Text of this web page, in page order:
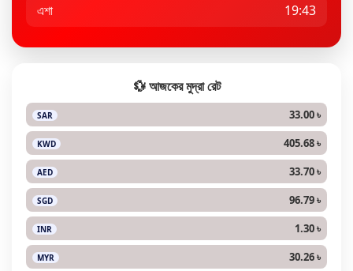
এশা 19:43
💱 আজকের মুদ্রা রেট
SAR 33.00 ৳
KWD 405.68 ৳
AED 33.70 ৳
SGD 96.79 ৳
INR 1.30 ৳
MYR 30.26 ৳